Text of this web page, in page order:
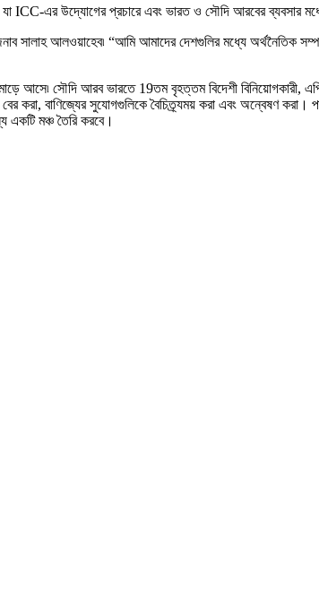
ICC-এর উদ্যোগের প্রচারে এবং ভারত ও সৌদি আরবের ব্যবসার
সালাহ আলওয়াহেব৷ “আমি আমাদের দেশগুলির মধ্যে অর্থনৈতিক
আসে৷ সৌদি আরব ভারতে 19তম বৃহত্তম বিদেশী বিনিয়োগকারী,
করা, বাণিজ্যের সুযোগগুলিকে বৈচিত্র্যময় করা এবং অন্বেষণ করা।
মঞ্চ তৈরি করবে।